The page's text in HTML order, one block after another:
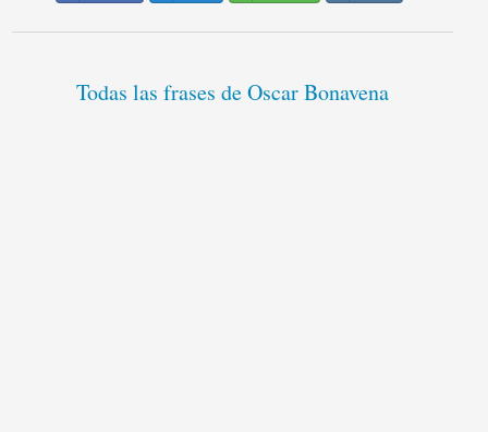
Todas las frases de Oscar Bonavena